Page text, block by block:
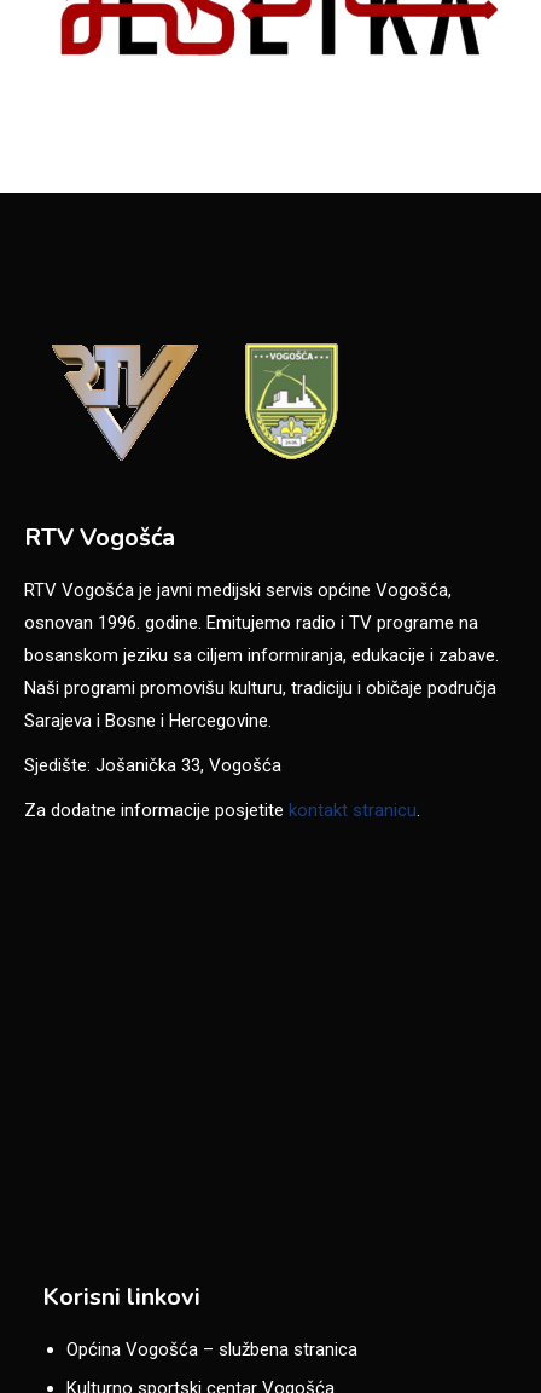
RTV Vogošća
RTV Vogošća je javni medijski servis općine Vogošća,
osnovan 1996. godine. Emitujemo radio i TV programe na
bosanskom jeziku sa ciljem informiranja, edukacije i zabave.
Naši programi promovišu kulturu, tradiciju i običaje područja
Sarajeva i Bosne i Hercegovine.
Sjedište: Jošanička 33, Vogošća
Za dodatne informacije posjetite kontakt stranicu
Korisni linkovi
Općina Vogošća – službena stranica
Kulturno sportski centar Vogošća